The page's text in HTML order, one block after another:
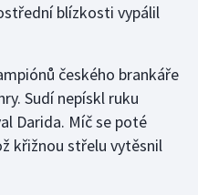
blízkosti vypálil
českého brankáře
Sudí nepískl ruku
Darida. Míč se poté
křižnou střelu vytěsnil